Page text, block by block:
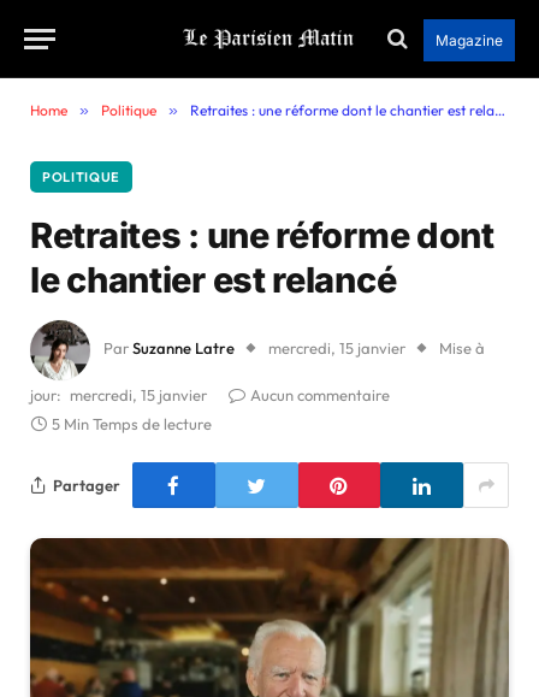
Magazine
Home » Politique » Retraites : une réforme dont le chantier est relancé
POLITIQUE
Retraites : une réforme dont
le chantier est relancé
ParSuzanne Latre mercredi, 15 janvier Mise à
jour: mercredi, 15 janvier
Aucun commentaire
5 Min Temps de lecture
Partager